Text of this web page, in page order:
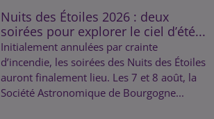
Nuits des Étoiles 2026 : deux
soirées pour explorer le ciel d’été...
Initialement annulées par crainte
d’incendie, les soirées des Nuits des Étoiles
auront finalement lieu. Les 7 et 8 août, la
Société Astronomique de Bourgogne...